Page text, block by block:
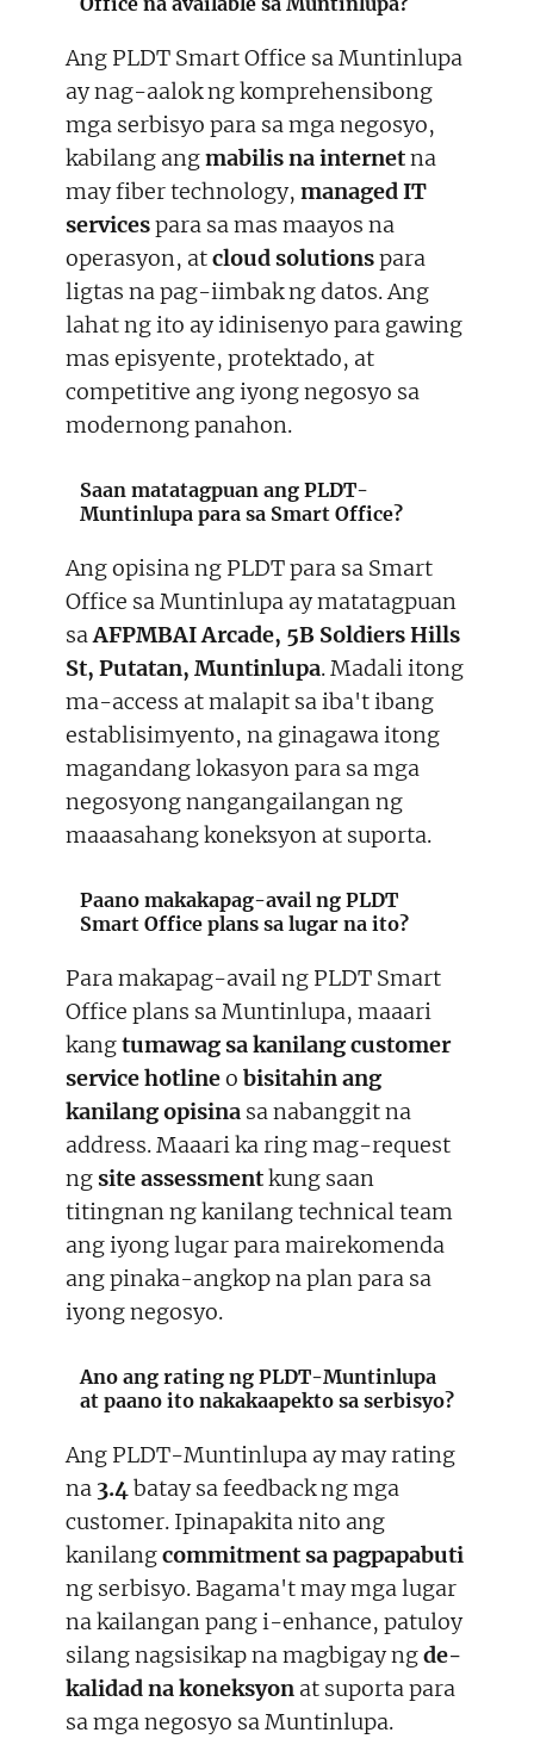
Ang PLDT Smart Office sa Muntinlupa
ay nag-aalok ng komprehensibong
mga serbisyo para sa mga negosyo,
kabilang angmabilis na internetna
may fiber technology, managed IT
servicespara sa mas maayos na
operasyon, atcloud solutionspara
ligtas na pag-iimbak ng datos. Ang
lahat ng ito ay idinisenyo para gawing
mas episyente, protektado, at
competitive ang iyong negosyo sa
modernong panahon.
Saan matatagpuan ang PLDT-
Muntinlupa para sa Smart Office?
Ang opisina ng PLDT para sa Smart
Office sa Muntinlupa ay matatagpuan
sa AFPMBAI Arcade, 5B Soldiers Hills
St, Putatan, Muntinlupa. Madali itong
ma-access at malapit sa iba't ibang
establisimyento, na ginagawa itong
magandang lokasyon para sa mga
negosyong nangangailangan ng
maaasahang koneksyon at suporta.
Paano makakapag-avail ng PLDT
Smart Office plans sa lugar na ito?
Para makapag-avail ng PLDT Smart
Office plans sa Muntinlupa, maaari
kangtumawag sa kanilang customer
service hotlineo bisitahin ang
kanilang opisina sa nabanggit na
address. Maaari ka ring mag-request
ng site assessmentkung saan
titingnan ng kanilang technical team
ang iyong lugar para mairekomenda
ang pinaka-angkop na plan para sa
iyong negosyo.
Ano ang rating ng PLDT-Muntinlupa
at paano ito nakakaapekto sa serbisyo?
Ang PLDT-Muntinlupa ay may rating
na 3.4 batay sa feedback ng mga
customer. Ipinapakita nito ang
kanilangcommitment sa pagpapabuti
ng serbisyo. Bagama't may mga lugar
na kailangan pang i-enhance, patuloy
silang nagsisikap na magbigay ngde-
kalidad na koneksyon at suporta para
sa mga negosyo sa Muntinlupa.